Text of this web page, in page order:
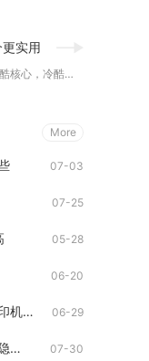
实用
量子特攻中火烈鸟整体实用性高于冷酷核心，冷酷核心仅在极限单挑...
More
07-03
07-25
05-28
06-20
你知道如何应对原神雪山星萤洞窟封印机关吗 06-29
在荒野行动足球场东南建筑群有哪些隐藏技巧 07-30